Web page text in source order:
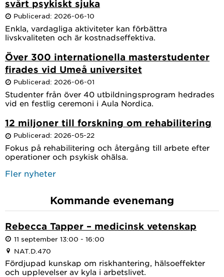
svårt psykiskt sjuka
Publicerad: 2026-06-10
Enkla, vardagliga aktiviteter kan förbättra
livskvaliteten och är kostnadseffektiva.
Över 300 internationella masterstudenter
firades vid Umeå universitet
Publicerad: 2026-06-01
Studenter från över 40 utbildningsprogram hedrades
vid en festlig ceremoni i Aula Nordica.
12 miljoner till forskning om rehabilitering
Publicerad: 2026-05-22
Fokus på rehabilitering och återgång till arbete efter
operationer och psykisk ohälsa.
Fler nyheter
Kommande evenemang
Rebecca Tapper – medicinsk vetenskap
11 september 13:00 - 16:00
NAT.D.470
Fördjupad kunskap om riskhantering, hälsoeffekter
och upplevelser av kyla i arbetslivet.